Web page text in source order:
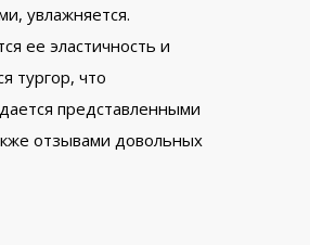
увлажняется.
ее эластичность и
тургор, что
представленными
отзывами довольных